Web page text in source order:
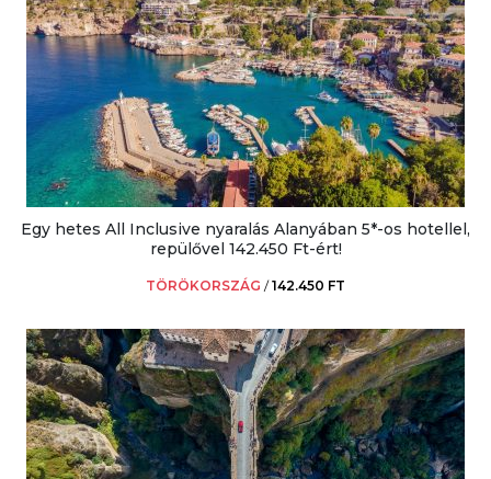
Egy hetes All Inclusive nyaralás Alanyában 5*-os hotellel,
repülővel 142.450 Ft-ért!
TÖRÖKORSZÁG /142.450 FT